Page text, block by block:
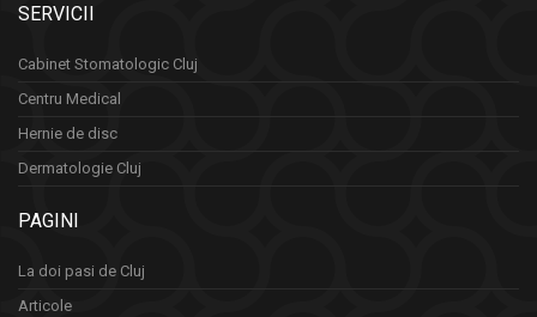
SERVICII
Cabinet Stomatologic Cluj
Centru Medical
Hernie de disc
Dermatologie Cluj
PAGINI
La doi pasi de Cluj
Articole